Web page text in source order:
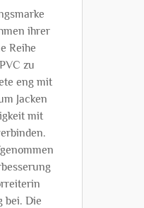
ihrer
Reihe
zu
eng mit
Jacken
mit
bei. Die